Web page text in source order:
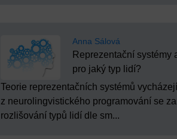
Anna Sálová
Reprezentační systémy
pro jaký typ lidí?
Teorie reprezentačních systémů
z neurolingvistického programování se
rozlišování typů lidí dle sm...